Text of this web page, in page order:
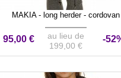
MAKIA - long herder - cordovan
95,00 €
au lieu de
199,00 €
-